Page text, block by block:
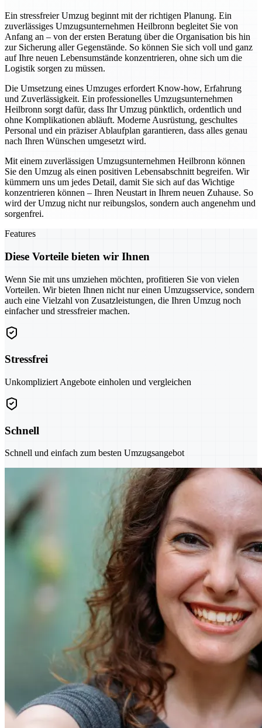
Ein stressfreier Umzug beginnt mit der richtigen Planung. Ein
zuverlässiges Umzugsunternehmen Heilbronn begleitet Sie von
Anfang an – von der ersten Beratung über die Organisation bis hin
zur Sicherung aller Gegenstände. So können Sie sich voll und ganz
auf Ihre neuen Lebensumstände konzentrieren, ohne sich um die
Logistik sorgen zu müssen.
Die Umsetzung eines Umzuges erfordert Know-how, Erfahrung
und Zuverlässigkeit. Ein professionelles Umzugsunternehmen
Heilbronn sorgt dafür, dass Ihr Umzug pünktlich, ordentlich und
ohne Komplikationen abläuft. Moderne Ausrüstung, geschultes
Personal und ein präziser Ablaufplan garantieren, dass alles genau
nach Ihren Wünschen umgesetzt wird.
Mit einem zuverlässigen Umzugsunternehmen Heilbronn können
Sie den Umzug als einen positiven Lebensabschnitt begreifen. Wir
kümmern uns um jedes Detail, damit Sie sich auf das Wichtige
konzentrieren können – Ihren Neustart in Ihrem neuen Zuhause. So
wird der Umzug nicht nur reibungslos, sondern auch angenehm und
sorgenfrei.
Features
Diese Vorteile bieten wir Ihnen
Wenn Sie mit uns umziehen möchten, profitieren Sie von vielen
Vorteilen. Wir bieten Ihnen nicht nur einen Umzugsservice, sondern
auch eine Vielzahl von Zusatzleistungen, die Ihren Umzug noch
einfacher und stressfreier machen.
Stressfrei
Unkompliziert Angebote einholen und vergleichen
Schnell
Schnell und einfach zum besten Umzugsangebot